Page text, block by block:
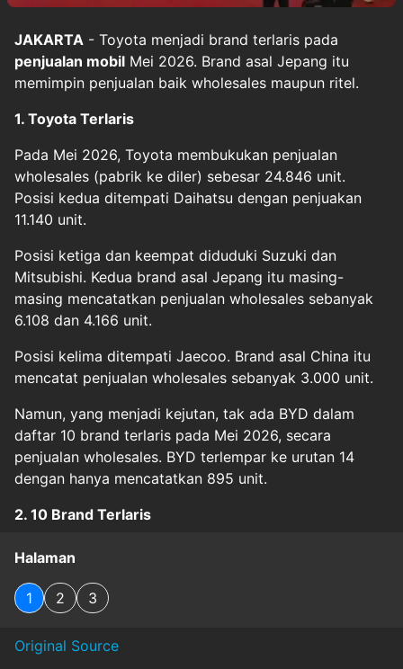
JAKARTA - Toyota menjadi brand terlaris pada
penjualan mobil Mei 2026. Brand asal Jepang itu
memimpin penjualan baik wholesales maupun ritel.
1. Toyota Terlaris
Pada Mei 2026, Toyota membukukan penjualan
wholesales (pabrik ke diler) sebesar 24.846 unit.
Posisi kedua ditempati Daihatsu dengan penjuakan
11.140 unit.
Posisi ketiga dan keempat diduduki Suzuki dan
Mitsubishi. Kedua brand asal Jepang itu masing-
masing mencatatkan penjualan wholesales sebanyak
6.108 dan 4.166 unit.
Posisi kelima ditempati Jaecoo. Brand asal China itu
mencatat penjualan wholesales sebanyak 3.000 unit.
Namun, yang menjadi kejutan, tak ada BYD dalam
daftar 10 brand terlaris pada Mei 2026, secara
penjualan wholesales. BYD terlempar ke urutan 14
dengan hanya mencatatkan 895 unit.
2. 10 Brand Terlaris
Halaman
1 2 3
Original Source